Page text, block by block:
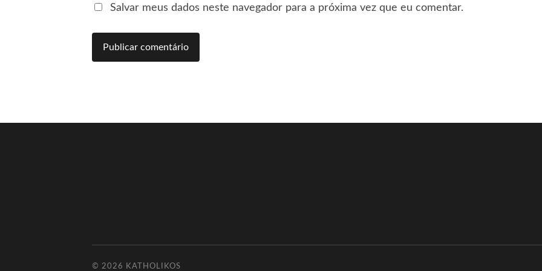
Salvar meus dados neste navegador para a próxima vez que eu comentar.
© 2026 KATHOLIKOS